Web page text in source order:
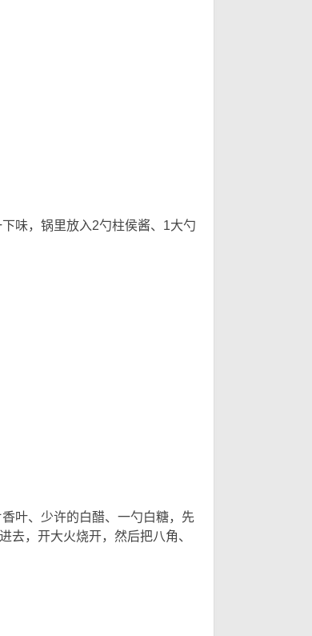
味，锅里放入2勺柱侯酱、1大勺
叶、少许的白醋、一勺白糖，先
去，开大火烧开，然后把八角、